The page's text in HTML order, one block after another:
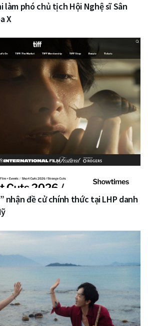
làm phó chủ tịch Hội Nghệ sĩ Sân
X
nhận đề cử chính thức tại LHP danh